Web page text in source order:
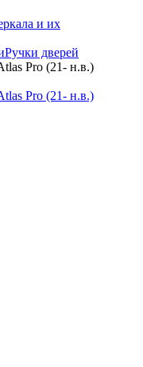
и их
Ручки дверей
Pro (21- н.в.)